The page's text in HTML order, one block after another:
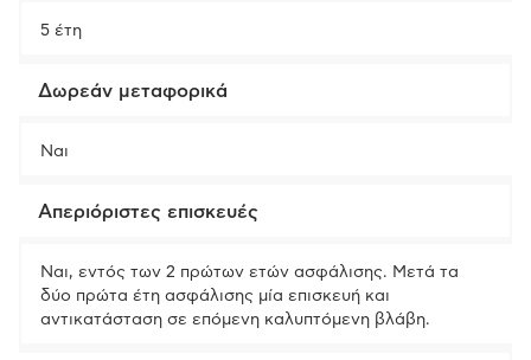
5 έτη
Δωρεάν μεταφορικά
Ναι
Απεριόριστες επισκευές
Ναι, εντός των 2 πρώτων ετών ασφάλισης. Μετά τα
δύο πρώτα έτη ασφάλισης μία επισκευή και
αντικατάσταση σε επόμενη καλυπτόμενη βλάβη.